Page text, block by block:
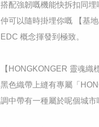
搭配強韌嘅機能快拆扣同埋
仲可以隨時掛埋你嘅 【基
EDC 概念揮發到極致。
【HONGKONGER 靈魂織
黑色織帶上縫有專屬「
調中帶有一種屬於呢個城市